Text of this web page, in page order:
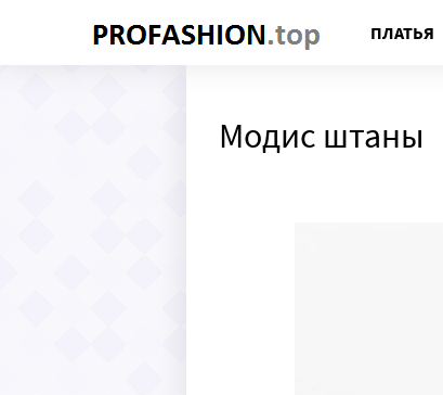
ПЛАТЬЯ
Модис штаны